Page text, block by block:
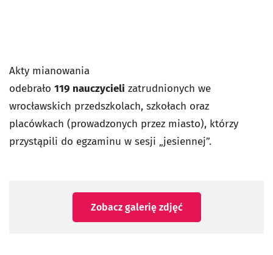
Akty mianowania
odebrało 119 nauczycieli zatrudnionych we
wrocławskich przedszkolach, szkołach oraz
placówkach (prowadzonych przez miasto), którzy
przystąpili do egzaminu w sesji „jesiennej”.
Zobacz galerię zdjęć